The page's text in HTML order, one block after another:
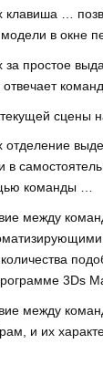
…
в окне
простое
сцены
в
команды …
между
3Ds
между
и их